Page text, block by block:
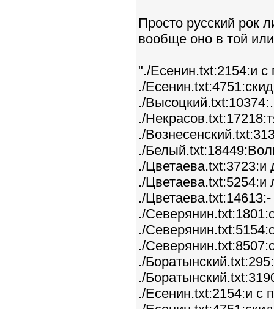
Просто русский рок
вообще оно в той
"./Есенин.txt:2154:и
./
./
./
./
./
./Цветаева.txt:3723:и
./Цветаева.txt:5254:и
./
./
./
./
./
./
./Есенин.txt:2154:и с